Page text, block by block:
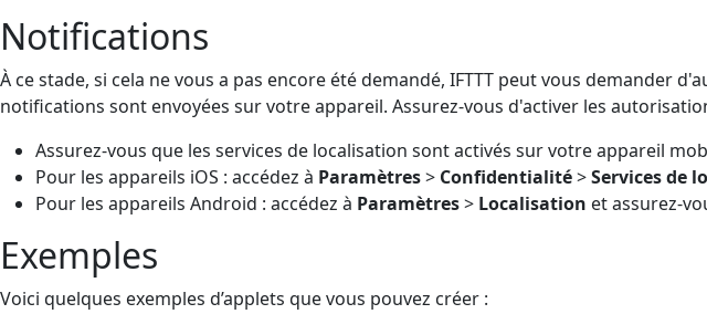
Notifications
À ce stade, si cela ne vous a pas encore été demandé, IFTTT peut vous demander
notifications sont envoyées sur votre appareil. Assurez-vous d'activer les
Assurez-vous que les services de localisation sont activés sur votre appareil
Pour les appareils iOS : accédez à Paramètres> Confidentialité>Services de
Pour les appareils Android : accédez à Paramètres> Localisation et assurez-
Exemples
Voici quelques exemples d’applets que vous pouvez créer :